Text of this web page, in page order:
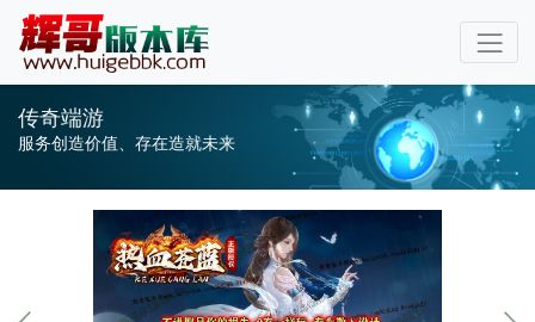
传奇端游
服务创造价值、存在造就未来